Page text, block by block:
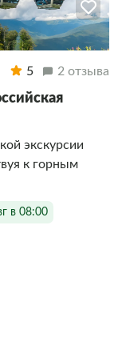
5 2 отзыва
экскурсии
к горным
в 08:00